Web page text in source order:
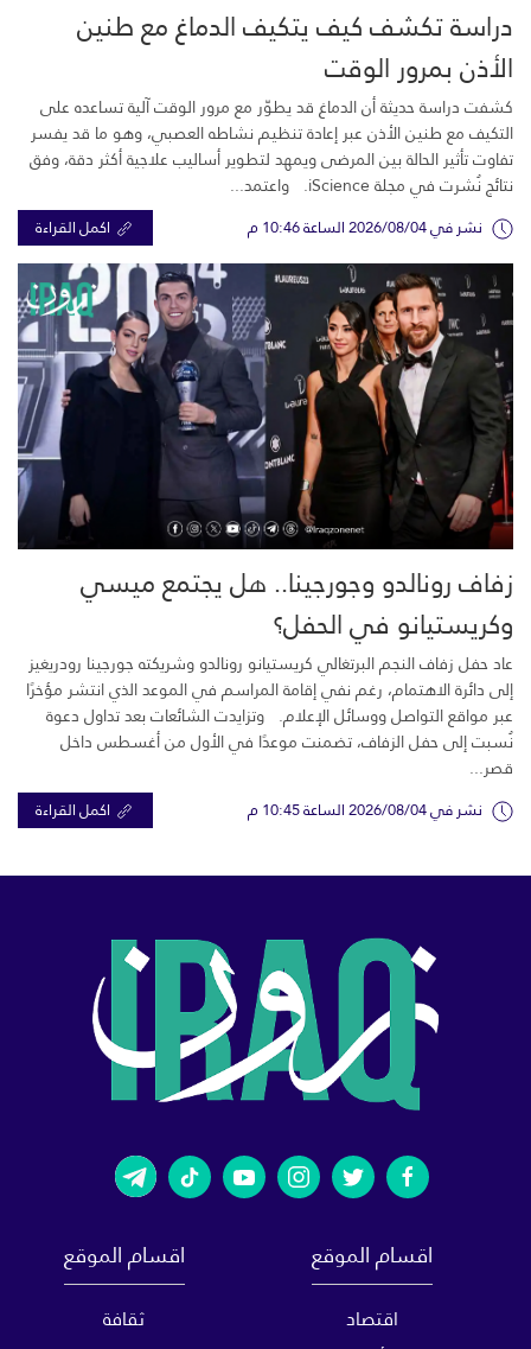
دراسة تكشف كيف يتكيف الدماغ مع طنين
الأذن بمرور الوقت
كشفت دراسة حديثة أن الدماغ قد يطوّر مع مرور الوقت آلية تساعده على
التكيف مع طنين الأذن عبر إعادة تنظيم نشاطه العصبي، وهو ما قد يفسر
تفاوت تأثير الحالة بين المرضى ويمهد لتطوير أساليب علاجية أكثر دقة، وفق
نتائج نُشرت في مجلة iScience. واعتمد...
نشر في 2026/08/04 الساعة 10:46 م اكمل القراءة
زفاف رونالدو وجورجينا.. هل يجتمع ميسي
وكريستيانو في الحفل؟
عاد حفل زفاف النجم البرتغالي كريستيانو رونالدو وشريكته جورجينا رودريغيز
إلى دائرة الاهتمام، رغم نفي إقامة المراسم في الموعد الذي انتشر مؤخرًا
عبر مواقع التواصل ووسائل الإعلام. وتزايدت الشائعات بعد تداول دعوة
نُسبت إلى حفل الزفاف، تضمنت موعدًا في الأول من أغسطس داخل
قصر...
نشر في 2026/08/04 الساعة 10:45 م اكمل القراءة
اقسام الموقع
اقتصاد
اقسام الموقع
ثقافة